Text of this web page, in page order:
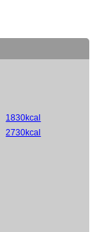
1830kcal
2730kcal